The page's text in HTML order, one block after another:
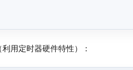
（利用定时器硬件特性）：